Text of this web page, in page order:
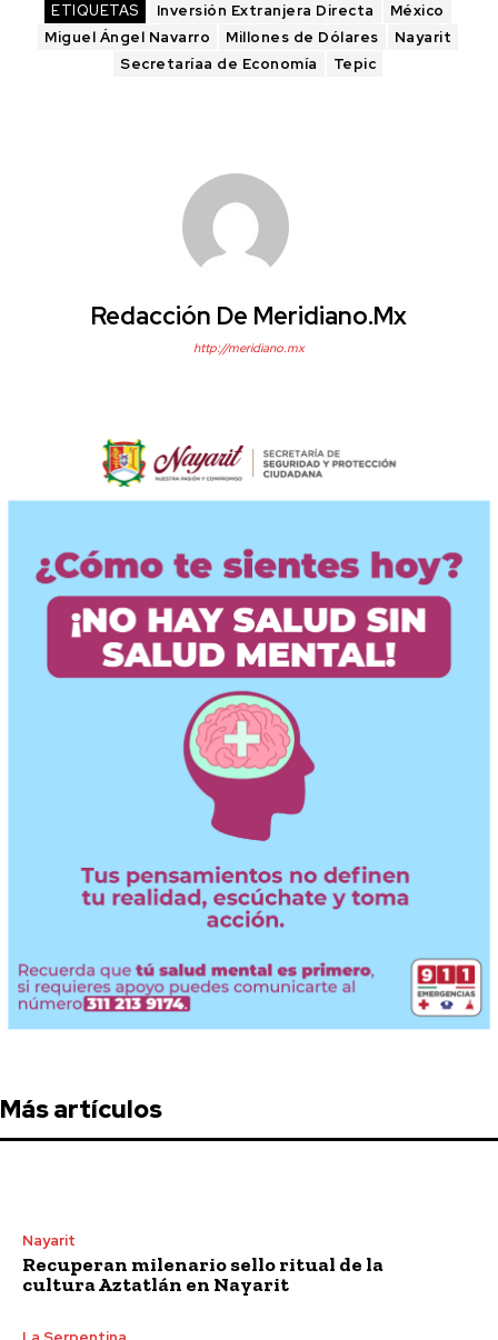
ETIQUETAS Inversión Extranjera Directa
México
Miguel Ángel Navarro
Millones de Dólares
Nayarit
Secretaríaa de Economía
Tepic
Redacción De Meridiano.mx
http://meridiano.mx
Más artículos
Nayarit
Recuperan milenario sello ritual de la
cultura Aztatlán en Nayarit